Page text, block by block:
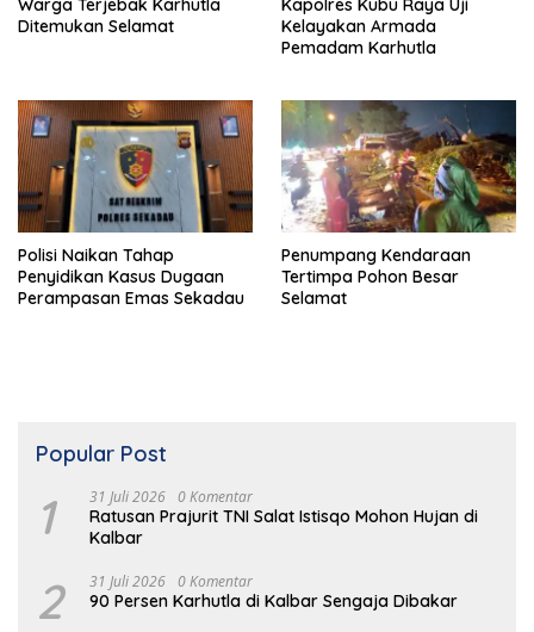
Warga Terjebak Karhutla
Ditemukan Selamat
Kapolres Kubu Raya Uji
Kelayakan Armada
Pemadam Karhutla
Polisi Naikan Tahap
Penyidikan Kasus Dugaan
Perampasan Emas Sekadau
Penumpang Kendaraan
Tertimpa Pohon Besar
Selamat
Popular Post
1 31 Juli 2026 0 Komentar
Ratusan Prajurit TNI Salat Istisqo Mohon Hujan di
Kalbar
2 31 Juli 2026 0 Komentar
90 Persen Karhutla di Kalbar Sengaja Dibakar